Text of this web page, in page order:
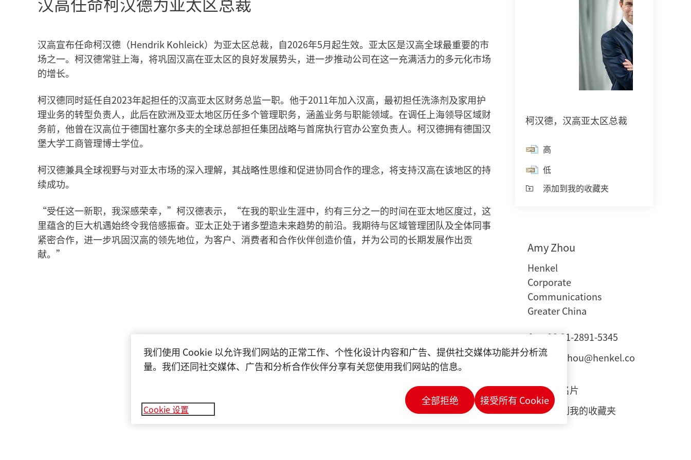
汉高成立150周年
150年的先锋精神，意味着以清晰的目
标推动时代进步。汉高将变化转为机
遇，凭借创新、可持续发展以及责任担
上海创新体验中心（ICS）
在中国的汉高全球创新与客户中
们携手客户及合作伙伴，为超过
行业领域开发解决方案。
了解更多
汉高2025可持续影响
文)
汉高2025可持续影响力
添加到我的收藏夹
汉高任命柯汉德为亚太区总裁
汉高宣布任命柯汉德（Hendrik Kohleick）为亚太区总裁，自2026年5月起生效。亚太区是汉高全球最重要的市
场之一。柯汉德常驻上海，将巩固汉高在亚太区的良好发展势头，进一步推动公司在这一充满活力的多元化市场
的增长。
柯汉德同时延任自2023年起担任的汉高亚太区财务总监一职。他于2011年加入汉高，最初担任洗涤剂及家用护
理业务的转型负责人，此后在欧洲及亚太地区历任多个管理职务，涵盖业务与职能领域。在调任上海领导区域财
务前，他曾在汉高位于德国杜塞尔多夫的全球总部担任集团战略与首席执行官办公室负责人。柯汉德拥有德国汉
堡大学工商管理博士学位。
柯汉德兼具全球视野与对亚太市场的深入理解，其战略性思维和促进协同合作的理念，将支持汉高在该地区的持
续成功。
“受任这一新职，我深感荣幸，”柯汉德表示，“在我的职业生涯中，约有三分之一的时间在亚太地区度过，这
里蕴含的巨大机遇始终令我倍感振奋。亚太正处于诸多塑造未来趋势的前沿。我期待与区域管理团队及全体同事
紧密合作，进一步巩固汉高的领先地位，为客户、消费者和合作伙伴创造价值，并为公司的长期发展作出贡
献。”
柯汉德，汉高亚太区总裁
高
低
添加到我的收藏夹
AmyZhou
Henkel
Corporate
Communications
Greater China
+86-21-2891-5345
amy.zhou@henkel.co
下载名片
添加到我的收藏夹
我们使用 Cookie 以允许我们网站的正常工作、个性化设计内容和广告、提供社交媒体功能并分析流
量。我们还同社交媒体、广告和分析合作伙伴分享有关您使用我们网站的信息。
Cookie 设置
全部拒绝 接受所有 Cookie